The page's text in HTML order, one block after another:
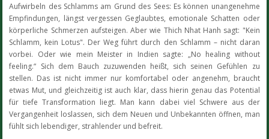
Aufwirbeln des Schlamms am Grund des Sees: Es können unangenehme
Empfindungen, längst vergessen Geglaubtes, emotionale Schatten oder
körperliche Schmerzen aufsteigen. Aber wie Thich Nhat Hanh sagt: "Kein
Schlamm, kein Lotus". Der Weg führt durch den Schlamm – nicht daran
vorbei. Oder wie mein Meister in Indien sagte: „No healing without
feeling.“ Sich dem Bauch zuzuwenden heißt, sich seinen Gefühlen zu
stellen. Das ist nicht immer nur komfortabel oder angenehm, braucht
etwas Mut, und gleichzeitig ist auch klar, dass hierin genau das Potential
für tiefe Transformation liegt. Man kann dabei viel Schwere aus der
Vergangenheit loslassen, sich dem Neuen und Unbekannten öffnen, man
fühlt sich lebendiger, strahlender und befreit.